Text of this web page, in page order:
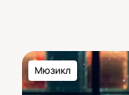
Мюзикл